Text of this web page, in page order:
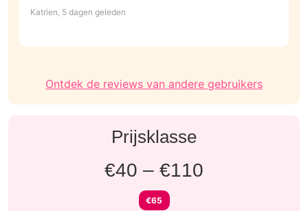
Katrien, 5 dagen geleden
Ontdek de reviews van andere gebruikers
Prijsklasse
€40 – €110
€65